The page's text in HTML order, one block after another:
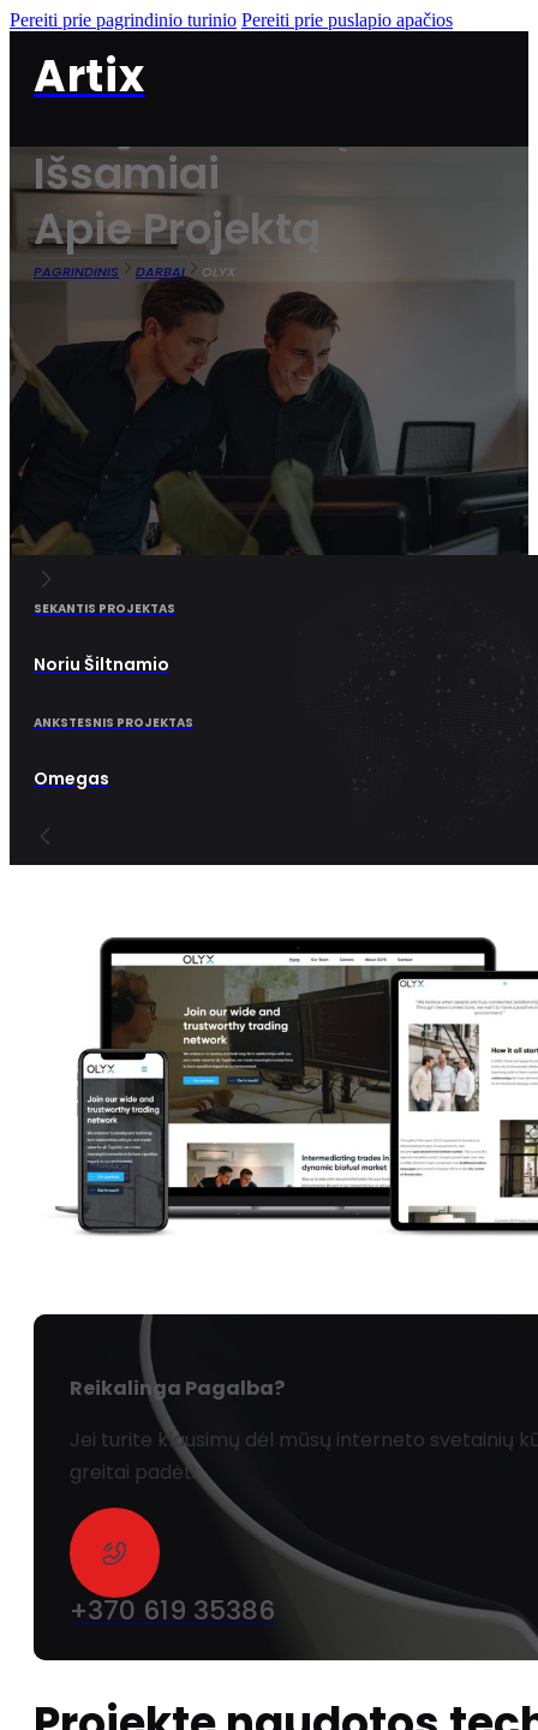
Pereiti prie pagrindinio turinio Pereiti prie puslapio apačios
Artix
Išsamiai
Apie Projektą
PAGRINDINIS DARBAI OLYX
SEKANTIS PROJEKTAS
Noriu Šiltnamio
ANKSTESNIS PROJEKTAS
Omegas
Reikalinga Pagalba?
Jei turite klausimų dėl mūsų interneto svetainių
greitai padėti.
+370 619 35386